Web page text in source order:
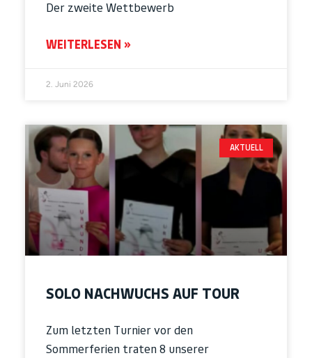
Der zweite Wettbewerb
WEITERLESEN »
2. Juni 2026
AKTUELL
SOLO NACHWUCHS AUF TOUR
Zum letzten Turnier vor den
Sommerferien traten 8 unserer